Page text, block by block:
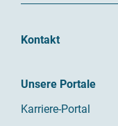
Kontakt
Unsere Portale
Karriere-Portal